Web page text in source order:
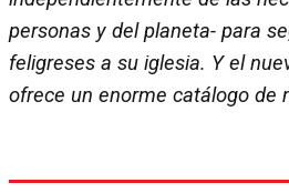
personas y del planeta- para
feligreses a su iglesia. Y el
ofrece un enorme catálogo de